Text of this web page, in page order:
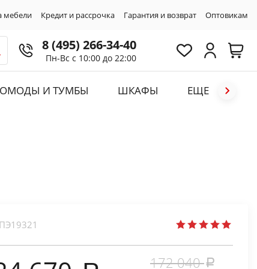
мебели Кредит и рассрочка Гарантия и возврат Оптовикам
8 (495) 266-34-40
Пн-Вс с 10:00 до 22:00
И ТУМБЫ ШКАФЫ ЕЩЕ
ПЭ19321
172 040